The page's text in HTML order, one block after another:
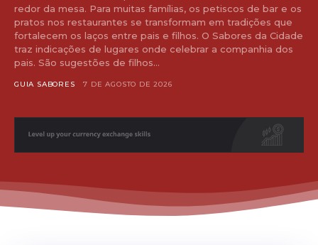
redor da mesa. Para muitas famílias, os petiscos de bar e os
pratos nos restaurantes se transformam em tradições que
fortalecem os laços entre pais e filhos. O Sabores da Cidade
traz indicações de lugares onde celebrar a companhia dos
pais. São sugestões de filhos...
GUIA SABORES 7 DE AGOSTO DE 2026